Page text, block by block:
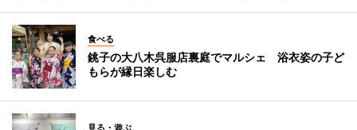
食べる
銚子の大八木呉服店裏庭でマルシェ 浴衣姿の子ど
もらが縁日楽しむ